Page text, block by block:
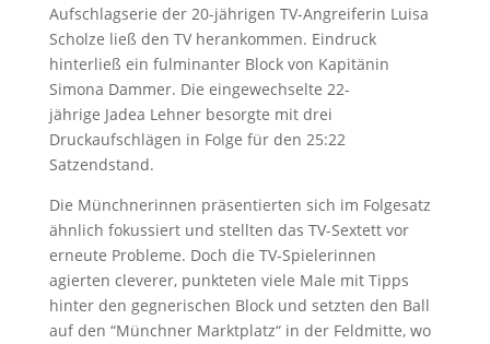
Aufschlagserie der 20-jährigen TV-Angreiferin Luisa
Scholze ließ den TV herankommen. Eindruck
hinterließ ein fulminanter Block von Kapitänin
Simona Dammer. Die eingewechselte 22-
jährige Jadea Lehner besorgte mit drei
Druckaufschlägen in Folge für den 25:22
Satzendstand.
Die Münchnerinnen präsentierten sich im Folgesatz
ähnlich fokussiert und stellten das TV-Sextett vor
erneute Probleme. Doch die TV-Spielerinnen
agierten cleverer, punkteten viele Male mit Tipps
hinter den gegnerischen Block und setzten den Ball
auf den “Münchner Marktplatz“ in der Feldmitte, wo